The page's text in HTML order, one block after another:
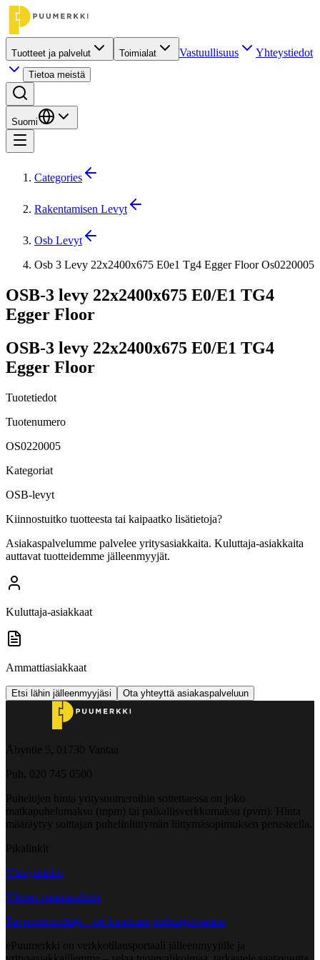
Tuotteet ja palvelut Toimialat Vastuullisuus Yhteystiedot
Tietoa meistä
Suomi
Categories
Rakentamisen Levyt
Osb Levyt
Osb 3 Levy 22x2400x675 E0e1 Tg4 Egger Floor Os0220005
OSB-3 levy 22x2400x675 E0/E1 TG4
Egger Floor
OSB-3 levy 22x2400x675 E0/E1 TG4
Egger Floor
Tuotetiedot
Tuotenumero
OS0220005
Kategoriat
OSB-levyt
Kiinnostuitko tuotteesta tai kaipaatko lisätietoja?
Asiakaspalvelumme palvelee yritysasiakkaita. Kuluttaja-asiakkaita
auttavat tuotteidemme jälleenmyyjät.
Kuluttaja-asiakkaat
Ammattiasiakkaat
Etsi lähin jälleenmyyjäsi Ota yhteyttä asiakaspalveluun
Åbyntie 5, 01730 Vantaa
Puh. 020 745 0500
Puhelujen hinta yritysnumeroihin soitettaessa on joko
matkapuhelumaksu (mpm) tai paikallisverkkomaksu (pvm). Hinta
määräytyy soittajan puhelinliittymän liittymäsopimuksen perusteella.
Pikalinkit
Yhteystiedot
Yleiset toimitusehdot
Tavarantoimittaja - tee kuorman purkuajanvaraus
ePuumerkki on verkkotilausportaali jälleenmyyjille ja